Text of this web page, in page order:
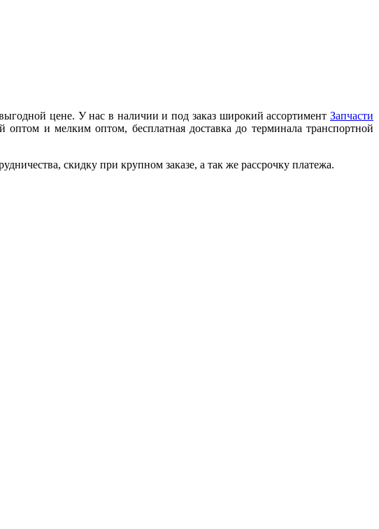
цене. У нас в наличии и под заказ широкий ассортимент Запчасти
оптом и мелким оптом, бесплатная доставка до терминала транспортной
скидку при крупном заказе, а так же рассрочку платежа.